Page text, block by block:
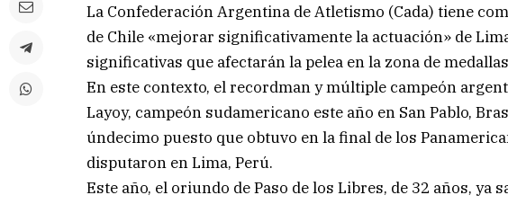
La Confederación Argentina de Atletismo (Cada) tiene
de Chile «mejorar significativamente la actuación» de
significativas que afectarán la pelea en la zona de
En este contexto, el recordman y múltiple campeón
Layoy, campeón sudamericano este año en San Pablo,
úndecimo puesto que obtuvo en la final de los
disputaron en Lima, Perú.
Este año, el oriundo de Paso de los Libres, de 32 años, ya